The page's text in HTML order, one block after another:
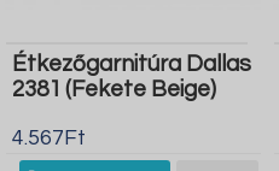
Étkezőgarnitúra Dallas
2381 (Fekete Beige)
4.567Ft